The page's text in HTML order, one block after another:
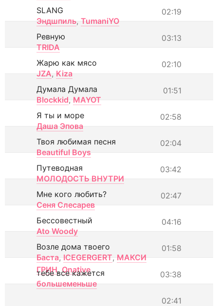
02:19
SLANG
Эндшпиль, TumaniYO
03:13
Ревную
TRIDA
02:10
Жарю как мясо
JZA, Kiza
01:51
Думала Думала
Blockkid, MAYOT
02:58
Я ты и море
Даша Эпова
02:04
Твоя любимая песня
Beautiful Boys
03:42
Путеводная
МОЛОДОСТЬ ВНУТРИ
02:47
Мне кого любить?
Сеня Слесарев
04:16
Бессовестный
Ato Woody
01:58
Возле дома твоего
Баста, ICEGERGERT, МАКСИ
ГРИН, Onative 03:38
тебе все кажется
большеменьше
02:41